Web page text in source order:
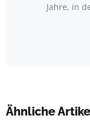
Jahre, in
Ähnliche